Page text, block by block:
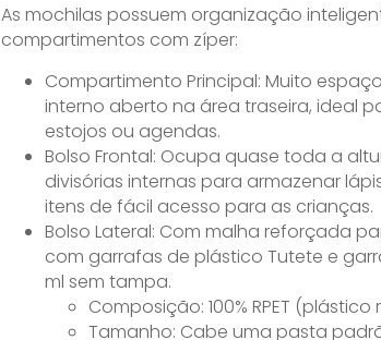
As mochilas possuem organização
compartimentos com zíper:
Compartimento Principal: Muito
interno aberto na área traseira, ideal
estojos ou agendas.
Bolso Frontal: Ocupa quase toda a
divisórias internas para armazenar
itens de fácil acesso para as crianças.
Bolso Lateral: Com malha reforçada
com garrafas de plástico Tutete e
ml sem tampa.
Composição: 100% RPET
Tamanho: Cabe uma pasta